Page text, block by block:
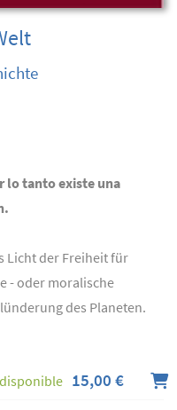
lo tanto existe una
Licht der Freiheit für
- oder moralische
des Planeten.
15,00 €